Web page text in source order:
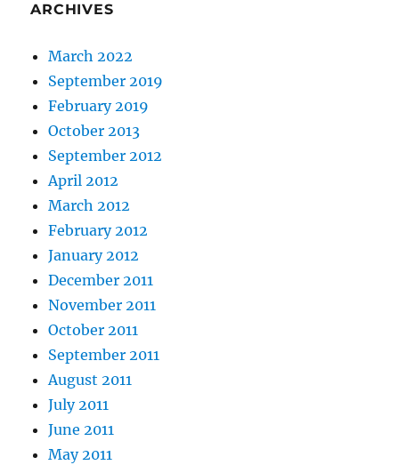
ARCHIVES
March 2022
September 2019
February 2019
October 2013
September 2012
April 2012
March 2012
February 2012
January 2012
December 2011
November 2011
October 2011
September 2011
August 2011
July 2011
June 2011
May 2011